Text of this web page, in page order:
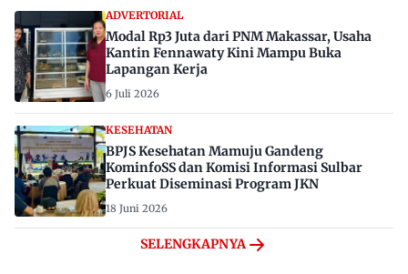
ADVERTORIAL
Modal Rp3 Juta dari PNM Makassar, Usaha
Kantin Fennawaty Kini Mampu Buka
Lapangan Kerja
6 Juli 2026
KESEHATAN
BPJS Kesehatan Mamuju Gandeng
KominfoSS dan Komisi Informasi Sulbar
Perkuat Diseminasi Program JKN
18 Juni 2026
SELENGKAPNYA